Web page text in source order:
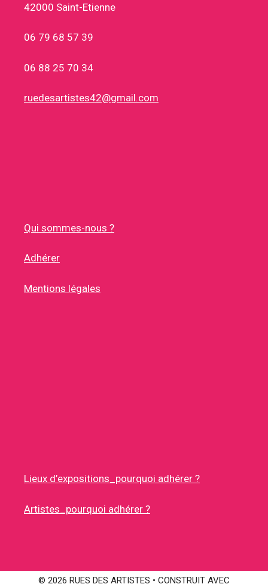
42000 Saint-Etienne
06 79 68 57 39
06 88 25 70 34
ruedesartistes42@gmail.com
Qui sommes-nous ?
Adhérer
Mentions légales
Lieux d’expositions_pourquoi adhérer ?
Artistes_pourquoi adhérer ?
© 2026 RUES DES ARTISTES • CONSTRUIT AVEC